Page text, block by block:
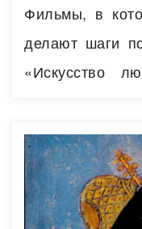
Фильмы, в
делают шаги
«Искусство
Женщина»
разными
Париж
«История